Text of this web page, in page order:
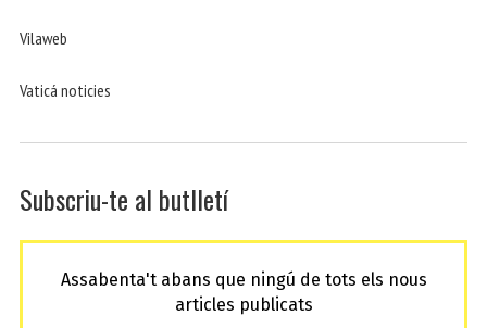
Vilaweb
Vaticá noticies
Subscriu-te al butlletí
Assabenta't abans que ningú de tots els nous
articles publicats